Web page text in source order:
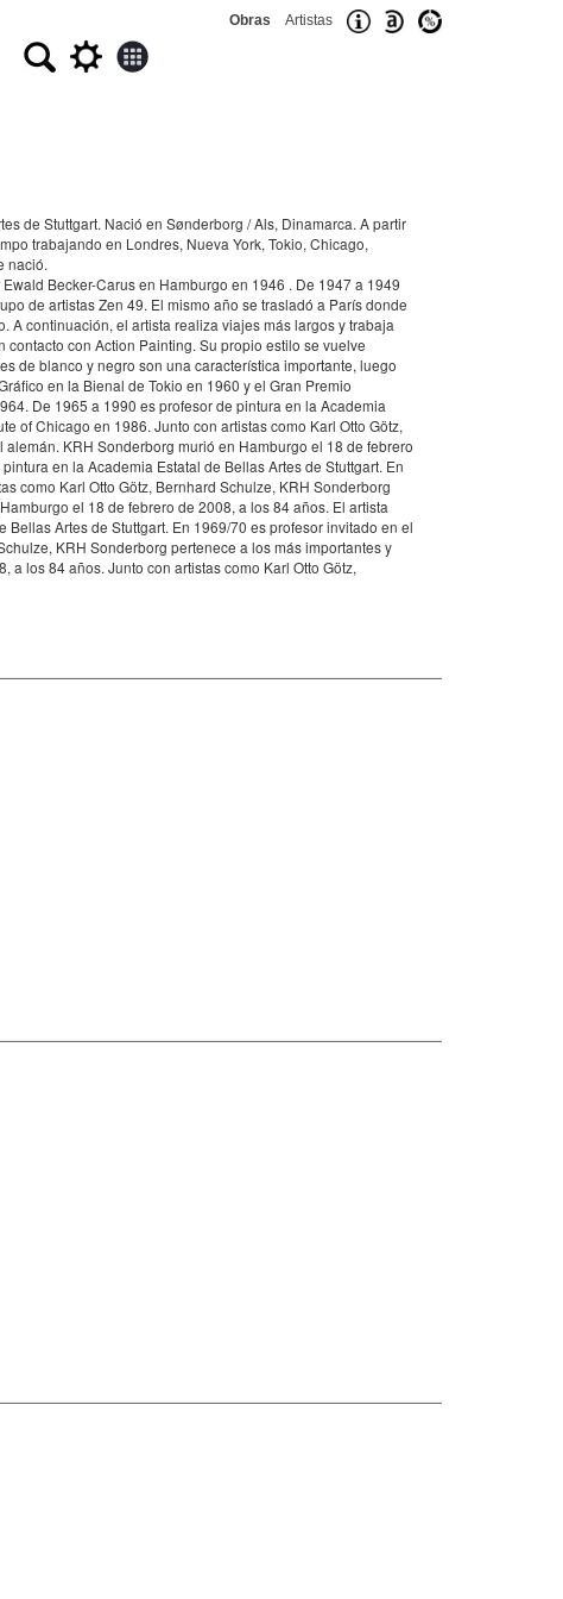
Obras Artistas
de Stuttgart. Nació en Sønderborg / Als, Dinamarca. A partir
trabajando en Londres, Nueva York, Tokio, Chicago,
nació.
Becker-Carus en Hamburgo en 1946 . De 1947 a 1949
de artistas Zen 49. El mismo año se trasladó a París donde
A continuación, el artista realiza viajes más largos y trabaja
con Action Painting. Su propio estilo se vuelve
de blanco y negro son una característica importante, luego
en la Bienal de Tokio en 1960 y el Gran Premio
De 1965 a 1990 es profesor de pintura en la Academia
of Chicago en 1986. Junto con artistas como Karl Otto Götz,
KRH Sonderborg murió en Hamburgo el 18 de febrero
en la Academia Estatal de Bellas Artes de Stuttgart. En
como Karl Otto Götz, Bernhard Schulze, KRH Sonderborg
el 18 de febrero de 2008, a los 84 años. El artista
Artes de Stuttgart. En 1969/70 es profesor invitado en el
KRH Sonderborg pertenece a los más importantes y
los 84 años. Junto con artistas como Karl Otto Götz,